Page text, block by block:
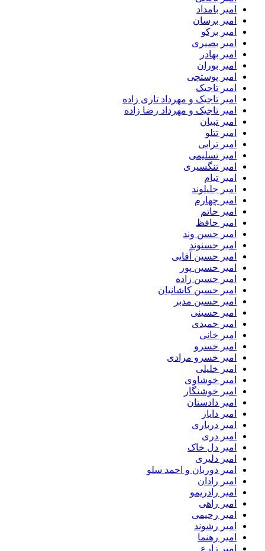
امیر بامداد
امیر برسان
امیر برکو
امیر بصیری
امیر بهادر
امیر بوران
امیر پوستچی
امیر تاجیک
امیر تاجیک و مهرداد تاری زاده
امیر تاجیک و مهرداد رضا زاده
امیر تبیان
امیر تتلو
امیر ترابی
امیر تسلیمی
امیر تنگسیری
امیر تیام
امیر جلیلوند
امیر چهارم
امیر حاتم
امیر حافظ
امیر حسن وند
امیر حسنوند
امیر حسین آقایی
امیر حسین پور
امیر حسین زاده
امیر حسین کاشانیان
امیر حسین مدبر
امیر حسینی
امیر حمیدی
امیر خانی
امیر خسرو
امیر خسرو مرادی
امیر خلیلی
امیر خوشاوی
امیر خوشنگار
امیر دادستان
امیر دایاز
امیر درباری
امیر دری
امیر دل خاک
امیر دلیری
امیر دوربان و احمد سلو
امیر رادان
امیر رادریمو
امیر راهی
امیر رحیمی
امیر رشوند
امیر رهنما
امیر زارع